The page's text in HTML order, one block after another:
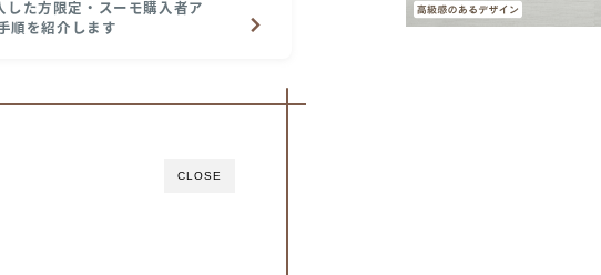
した方限定・スーモ購入者ア
順を紹介します
CLOSE